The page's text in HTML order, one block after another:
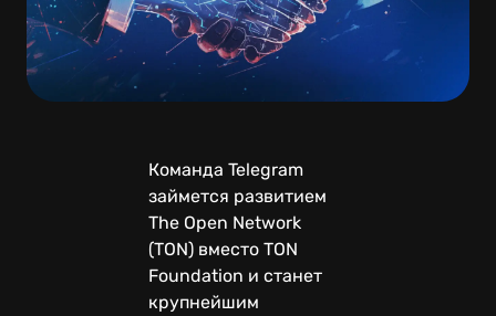
Команда Telegram
займется развитием
The Open Network
(TON) вместо TON
Foundation и станет
крупнейшим